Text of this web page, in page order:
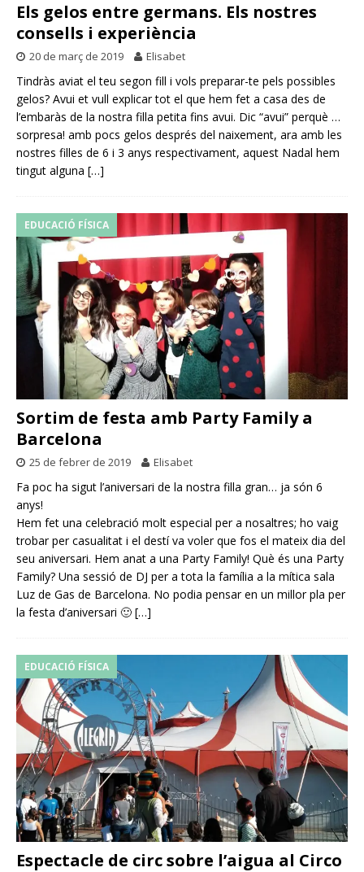
Els gelos entre germans. Els nostres
consells i experiència
20 de març de 2019 Elisabet
Tindràs aviat el teu segon fill i vols preparar-te pels possibles
gelos? Avui et vull explicar tot el que hem fet a casa des de
l’embaràs de la nostra filla petita fins avui. Dic “avui” perquè …
sorpresa! amb pocs gelos després del naixement, ara amb les
nostres filles de 6 i 3 anys respectivament, aquest Nadal hem
tingut alguna […]
EDUCACIÓ FÍSICA
Sortim de festa amb Party Family a
Barcelona
25 de febrer de 2019 Elisabet
Fa poc ha sigut l’aniversari de la nostra filla gran… ja són 6
anys!
Hem fet una celebració molt especial per a nosaltres; ho vaig
trobar per casualitat i el destí va voler que fos el mateix dia del
seu aniversari. Hem anat a una Party Family! Què és una Party
Family? Una sessió de DJ per a tota la família a la mítica sala
Luz de Gas de Barcelona. No podia pensar en un millor pla per
la festa d’aniversari 🙂 […]
EDUCACIÓ FÍSICA
Espectacle de circ sobre l’aigua al Circo